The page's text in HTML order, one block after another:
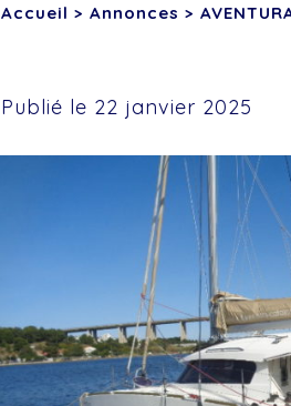
Accueil > Annonces >
Publié le 22 janvier 2025